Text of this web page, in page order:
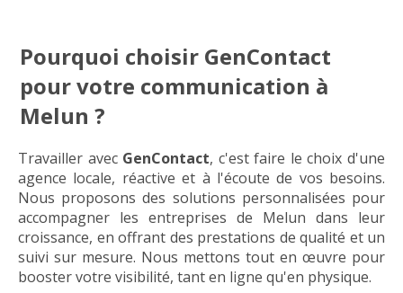
Pourquoi choisir GenContact
pour votre communication à
Melun ?
Travailler avec GenContact, c'est faire le choix d'une
agence locale, réactive et à l'écoute de vos besoins.
Nous proposons des solutions personnalisées pour
accompagner les entreprises de Melun dans leur
croissance, en offrant des prestations de qualité et un
suivi sur mesure. Nous mettons tout en œuvre pour
booster votre visibilité, tant en ligne qu'en physique.